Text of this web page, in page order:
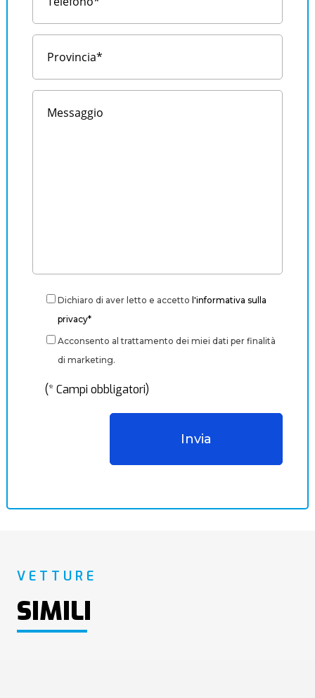
Dichiaro di aver letto e accetto l'informativa sulla
privacy*
Acconsento al trattamento dei miei dati per finalità
di marketing.
(* Campi obbligatori)
VETTURE
SIMILI